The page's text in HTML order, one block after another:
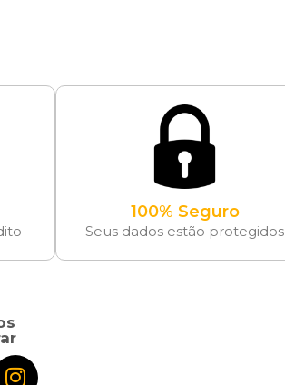
100% Seguro
Seus dados estão protegidos